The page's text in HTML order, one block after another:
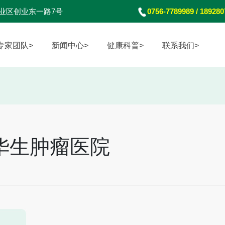
区创业东一路7号 0756-7789989 /
家团队> 新闻中心> 健康科普> 联系我们>
生肿瘤医院